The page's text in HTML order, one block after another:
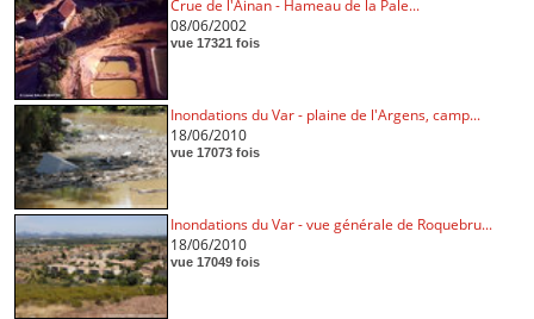
Crue de l'Ainan - Hameau de la Pale...
08/06/2002
vue 17321 fois
Inondations du Var - plaine de l'Argens, camp...
18/06/2010
vue 17073 fois
Inondations du Var - vue générale de Roquebru...
18/06/2010
vue 17049 fois